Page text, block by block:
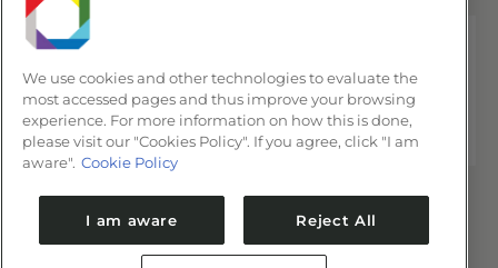
We use cookies and other technologies to evaluate the
most accessed pages and thus improve your browsing
experience. For more information on how this is done,
please visit our "Cookies Policy". If you agree, click "I am
aware". Cookie Policy
I am aware Reject All